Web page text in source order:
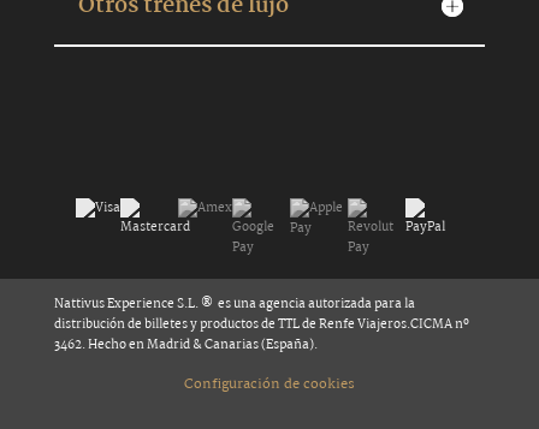
Nattivus Experience S.L. ® es una agencia autorizada para la
distribución de billetes y productos de TTL de Renfe Viajeros.CICMA nº
3462. Hecho en Madrid & Canarias (España).
Configuración de cookies